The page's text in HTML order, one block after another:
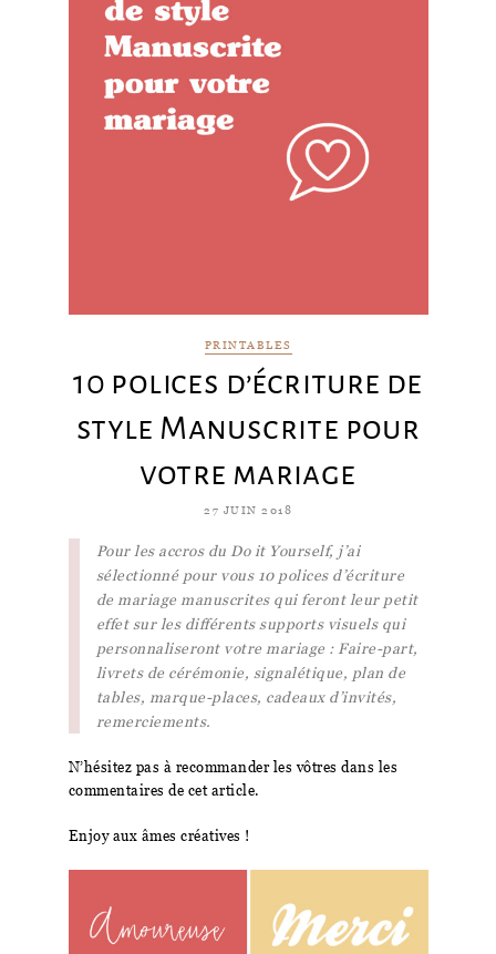
PRINTABLES
10 polices d’écriture de
style Manuscrite pour
votre mariage
27 JUIN 2018
Pour les accros du Do it Yourself, j’ai
sélectionné pour vous 10 polices d’écriture
de mariage manuscrites qui feront leur petit
effet sur les différents supports visuels qui
personnaliseront votre mariage : Faire-part,
livrets de cérémonie, signalétique, plan de
tables, marque-places, cadeaux d’invités,
remerciements.
N’hésitez pas à recommander les vôtres dans les
commentaires de cet article.
Enjoy aux âmes créatives !